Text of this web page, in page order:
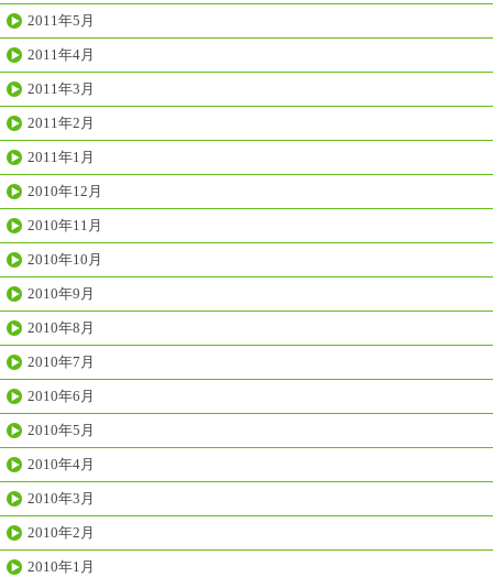
2011年5月
2011年4月
2011年3月
2011年2月
2011年1月
2010年12月
2010年11月
2010年10月
2010年9月
2010年8月
2010年7月
2010年6月
2010年5月
2010年4月
2010年3月
2010年2月
2010年1月